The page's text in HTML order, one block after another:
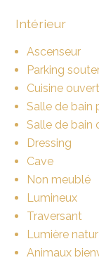
Intérieur
Ascenseur
Parking
Cuisine
Salle de bain
Salle de bain
Dressing
Cave
Non meublé
Lumineux
Traversant
Lumière
Animaux